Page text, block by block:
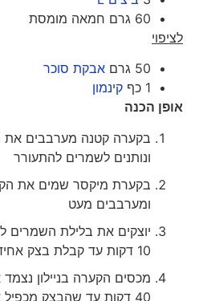
60 גרם חמאה מומסת
לציפוי
50 גרם
אבקת סוכר
1 כף
קינמון
אופן הכנה
בקערה קטנה מערבבים את
ונותנים לשמרים להתעורר
בקערת מיקסר שמים את
ומערבבים מעט
יוצקים את בלילת השמרים
מכסים הקערה בניילון נצמד